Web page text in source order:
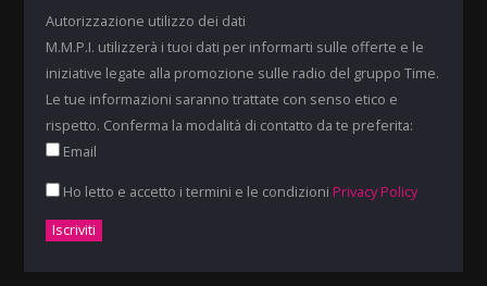
Autorizzazione utilizzo dei dati
M.M.P.I. utilizzerà i tuoi dati per informarti sulle offerte e le
iniziative legate alla promozione sulle radio del gruppo Time.
Le tue informazioni saranno trattate con senso etico e
rispetto. Conferma la modalità di contatto da te preferita:
Email
Ho letto e accetto i termini e le condizioni Privacy Policy